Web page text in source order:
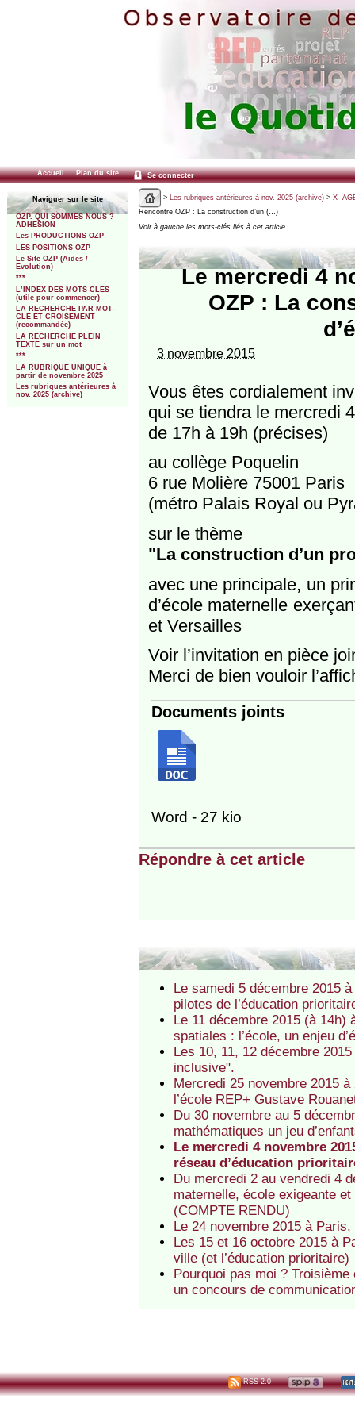
Accueil Plan du site Se connecter
Naviguer sur le site
OZP. QUI SOMMES NOUS ?
ADHESION
Les PRODUCTIONS OZP
LES POSITIONS OZP
Le Site OZP (Aides /
Evolution)
***
L’INDEX DES MOTS-CLES
(utile pour commencer)
LA RECHERCHE PAR MOT-
CLE ET CROISEMENT
(recommandée)
LA RECHERCHE PLEIN
TEXTE sur un mot
***
LA RUBRIQUE UNIQUE à
partir de novembre 2025
Les rubriques antérieures à
nov. 2025 (archive)
> Les rubriques antérieures à nov. 2025 (archive)> X-
Rencontre OZP : La construction d’un (…)
Voir à gauche les mots-clés liés à cet article
Le mercredi 4
OZP : La
3 novembre 2015
Vous êtes cordialement
qui se tiendra le mercredi
de 17h à 19h (précises)
au collège Poquelin
6 rue Molière 75001 Paris
(métro Palais Royal ou
sur le thème
"La construction d’un
avec une principale, un
d’école maternelle
et Versailles
Voir l’invitation en pièce
Merci de bien vouloir
Documents joints
Word - 27 kio
Répondre à cet article
Le samedi 5 décembre 2015
pilotes de l’éducation
Le 11 décembre 2015 (à
spatiales : l’école, un enjeu
Les 10, 11, 12 décembre
inclusive".
Mercredi 25 novembre 2015
l’école REP+ Gustave
Du 30 novembre au 5
mathématiques un jeu
Le mercredi 4 novembre
réseau d’éducation
Du mercredi 2 au vendredi 4
maternelle, école exigeante
(COMPTE RENDU)
Le 24 novembre 2015 à
Les 15 et 16 octobre 2015 à
ville (et l’éducation prioritaire)
Pourquoi pas moi ?
un concours de
RSS 2.0